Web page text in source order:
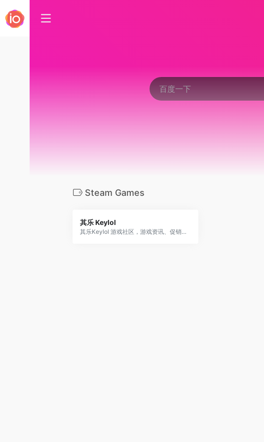
Steam Games
其乐 Keylol
其乐Keylol 游戏社区，游戏资讯、促销折扣、福利放送、免费游戏、汉化补丁、吹水剁手、攻略评测等应有尽有，Steam/Origin/Epic/Uplay/XGP for PC 等正版玩家的大本营!